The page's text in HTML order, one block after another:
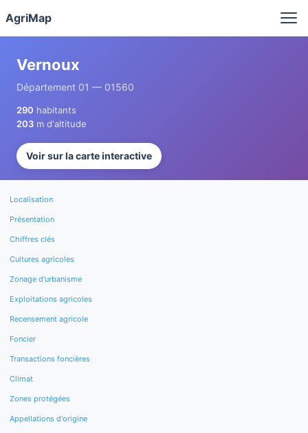
AgriMap
Vernoux
Département 01 — 01560
290 habitants
203 m d'altitude
Voir sur la carte interactive
Localisation
Présentation
Chiffres clés
Cultures agricoles
Zonage d'urbanisme
Exploitations agricoles
Recensement agricole
Foncier
Transactions foncières
Climat
Zones protégées
Appellations d'origine